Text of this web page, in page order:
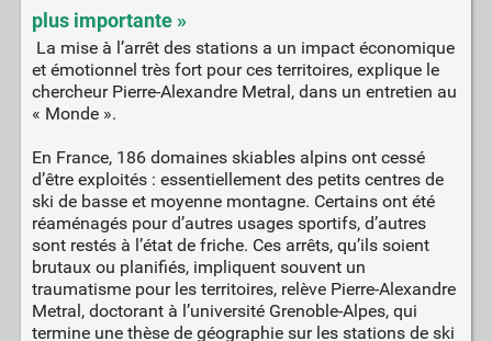
plus importante »
La mise à l’arrêt des stations a un impact économique
et émotionnel très fort pour ces territoires, explique le
chercheur Pierre-Alexandre Metral, dans un entretien au
« Monde ».
En France, 186 domaines skiables alpins ont cessé
d’être exploités : essentiellement des petits centres de
ski de basse et moyenne montagne. Certains ont été
réaménagés pour d’autres usages sportifs, d’autres
sont restés à l’état de friche. Ces arrêts, qu’ils soient
brutaux ou planifiés, impliquent souvent un
traumatisme pour les territoires, relève Pierre-Alexandre
Metral, doctorant à l’université Grenoble-Alpes, qui
termine une thèse de géographie sur les stations de ski